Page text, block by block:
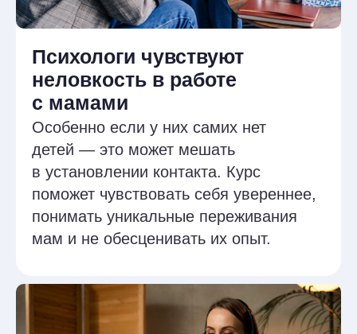
и CFT — двух современных
доказательных подходах.
универсальные инструменты
в глубокой и этичной работе.
Много практики
и отработки навыков
Домашние задания после
задание: попробовать практику
на себе, адаптировать её под работу
с мамами или собрать мини-банк